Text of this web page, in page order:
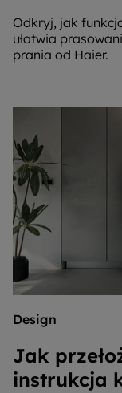
Odkryj, jak
ułatwia
prania od Haier.
Design
Jak
instrukcja